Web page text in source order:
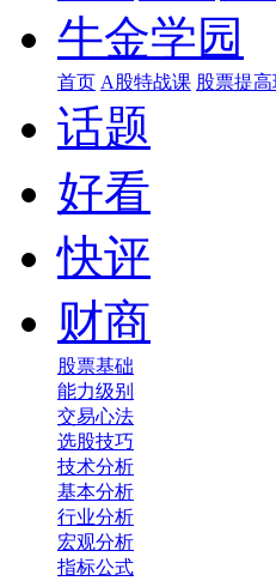
牛金学园
首页 A股特战课 股票提高
话题
好看
快评
财商
股票基础
能力级别
交易心法
选股技巧
技术分析
基本分析
行业分析
宏观分析
指标公式